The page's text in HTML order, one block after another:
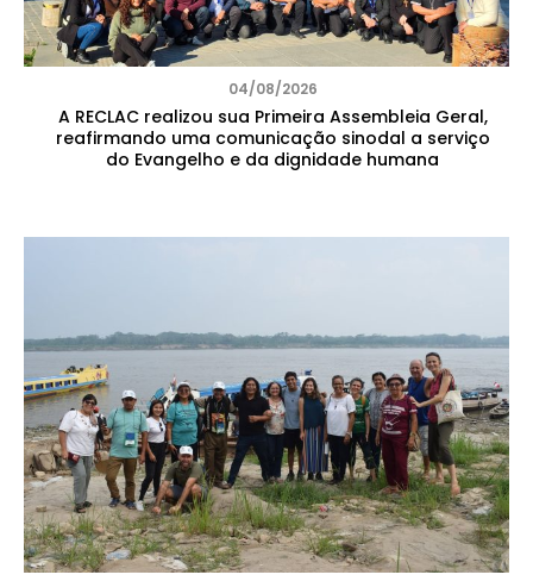
04/08/2026
A RECLAC realizou sua Primeira Assembleia Geral,
reafirmando uma comunicação sinodal a serviço
do Evangelho e da dignidade humana